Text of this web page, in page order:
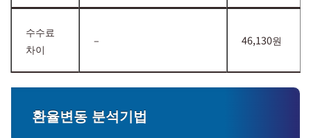
수수료
차이
– 46,130원
환율변동 분석기법